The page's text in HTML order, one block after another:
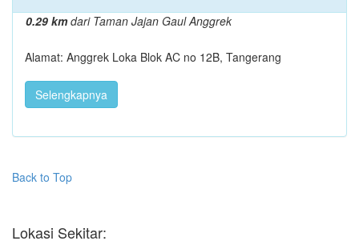
0.29 kmdari Taman Jajan Gaul Anggrek
Alamat: Anggrek Loka Blok AC no 12B, Tangerang
Selengkapnya
Back to Top
Lokasi Sekitar: